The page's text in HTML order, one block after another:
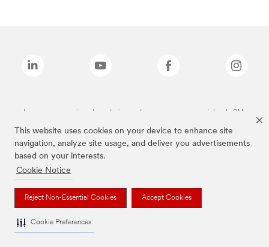
This website uses cookies on your device to enhance site
navigation, analyze site usage, and deliver you advertisements
based on your interests.
Cookie Notice
Reject Non-Essential Cookies Accept Cookies
Cookie Preferences
Las marcas mencionadas anteriormente son marcas comerciales de 3M.